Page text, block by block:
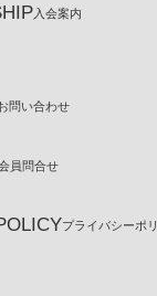
入会案内
問い合わせ
員問合せ
プライバシーポ